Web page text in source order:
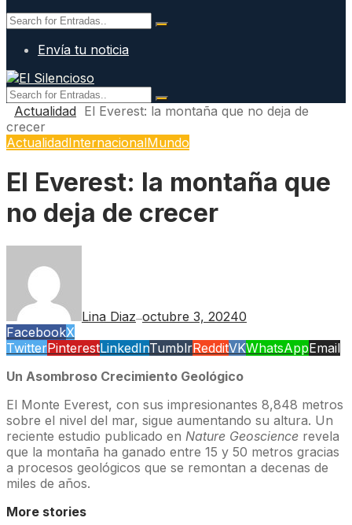
Envía tu noticia
Actualidad El Everest: la montaña que no deja de
crecer
ActualidadInternacionalMundo
El Everest: la montaña que
no deja de crecer
Lina Diaz—octubre 3, 20240
FacebookX
TwitterPinterestLinkedInTumblrRedditVKWhatsAppEmail
Un Asombroso Crecimiento Geológico
El Monte Everest, con sus impresionantes 8,848 metros
sobre el nivel del mar, sigue aumentando su altura. Un
reciente estudio publicado en Nature Geoscience revela
que la montaña ha ganado entre 15 y 50 metros gracias
a procesos geológicos que se remontan a decenas de
miles de años.
More stories